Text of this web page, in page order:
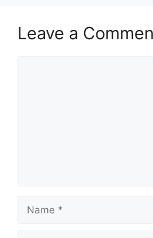
Leave a